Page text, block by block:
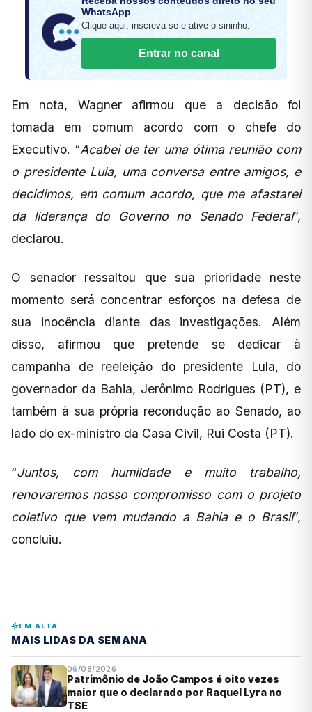
WhatsApp
Clique aqui, inscreva-se e ative o sininho.
Entrar no canal
Em nota, Wagner afirmou que a decisão foi
tomada em comum acordo com o chefe do
Executivo. “Acabei de ter uma ótima reunião com
o presidente Lula, uma conversa entre amigos, e
decidimos, em comum acordo, que me afastarei
da liderança do Governo no Senado Federal”,
declarou.
O senador ressaltou que sua prioridade neste
momento será concentrar esforços na defesa de
sua inocência diante das investigações. Além
disso, afirmou que pretende se dedicar à
campanha de reeleição do presidente Lula, do
governador da Bahia, Jerônimo Rodrigues (PT), e
também à sua própria recondução ao Senado, ao
lado do ex-ministro da Casa Civil, Rui Costa (PT).
“Juntos, com humildade e muito trabalho,
renovaremos nosso compromisso com o projeto
coletivo que vem mudando a Bahia e o Brasil”,
concluiu.
EM ALTA
MAIS LIDAS DA SEMANA
06/08/2026
Patrimônio de João Campos é oito vezes
maior que o declarado por Raquel Lyra no
TSE